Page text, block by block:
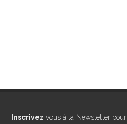
Inscrivez vous à la Newsletter pour